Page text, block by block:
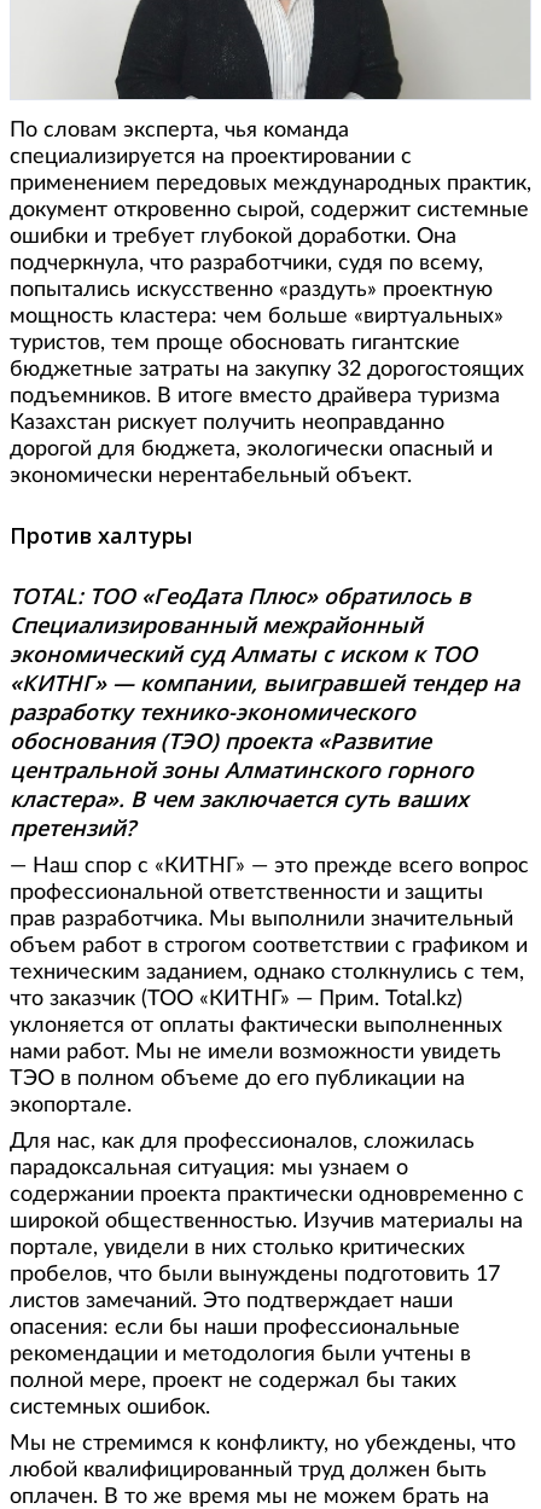
По словам эксперта, чья команда
специализируется на проектировании с
применением передовых международных практик,
документ откровенно сырой, содержит системные
ошибки и требует глубокой доработки. Она
подчеркнула, что разработчики, судя по всему,
попытались искусственно «раздуть» проектную
мощность кластера: чем больше «виртуальных»
туристов, тем проще обосновать гигантские
бюджетные затраты на закупку 32 дорогостоящих
подъемников. В итоге вместо драйвера туризма
Казахстан рискует получить неоправданно
дорогой для бюджета, экологически опасный и
экономически нерентабельный объект.
Против халтуры
TOTAL: ТОО «ГеоДата Плюс» обратилось в
Специализированный межрайонный
экономический суд Алматы с иском к ТОО
«КИТНГ» — компании, выигравшей тендер на
разработку технико-экономического
обоснования (ТЭО) проекта «Развитие
центральной зоны Алматинского горного
кластера». В чем заключается суть ваших
претензий?
— Наш спор с «КИТНГ» — это прежде всего вопрос
профессиональной ответственности и защиты
прав разработчика. Мы выполнили значительный
объем работ в строгом соответствии с графиком и
техническим заданием, однако столкнулись с тем,
что заказчик (ТОО «КИТНГ» — Прим. Total.kz)
уклоняется от оплаты фактически выполненных
нами работ. Мы не имели возможности увидеть
ТЭО в полном объеме до его публикации на
экопортале.
Для нас, как для профессионалов, сложилась
парадоксальная ситуация: мы узнаем о
содержании проекта практически одновременно с
широкой общественностью. Изучив материалы на
портале, увидели в них столько критических
пробелов, что были вынуждены подготовить 17
листов замечаний. Это подтверждает наши
опасения: если бы наши профессиональные
рекомендации и методология были учтены в
полной мере, проект не содержал бы таких
системных ошибок.
Мы не стремимся к конфликту, но убеждены, что
любой квалифицированный труд должен быть
оплачен. В то же время мы не можем брать на